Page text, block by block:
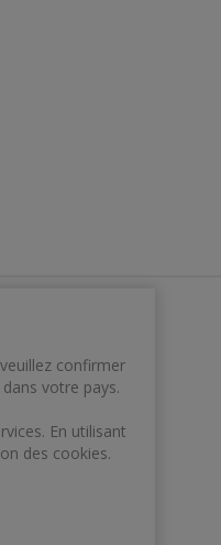
confirmer
votre pays.
En utilisant
des cookies.